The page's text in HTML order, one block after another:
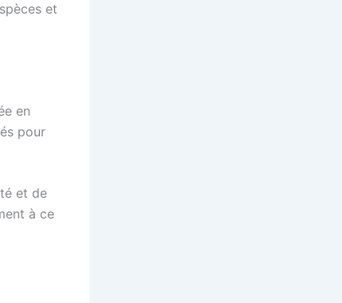
et
en
pour
et de
à ce